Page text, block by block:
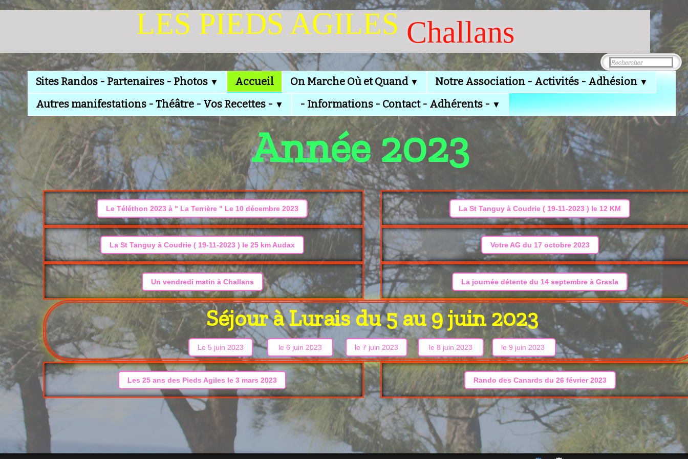
LES PIEDS AGILES Challans
Sites Randos - Partenaires - Photos ▼ Accueil On Marche Où et Quand ▼ Notre Association - Activités - Adhésion ▼
Autres manifestations - Théâtre - Vos Recettes - ▼ - Informations - Contact - Adhérents - ▼
Année 2023
Le Téléthon 2023 à " La Terrière " Le 10 décembre 2023 La St Tanguy à Coudrie ( 19-11-2023 ) le 12 KM
La St Tanguy à Coudrie ( 19-11-2023 ) le 25 km Audax Votre AG du 17 octobre 2023
Un vendredi matin à Challans La journée détente du 14 septembre à Grasla
Séjour à Lurais du 5 au 9 juin 2023
Le 5 juin 2023 le 6 juin 2023 le 7 juin 2023 le 8 juin 2023 le 9 juin 2023
Les 25 ans des Pieds Agiles le 3 mars 2023 Rando des Canards du 26 février 2023